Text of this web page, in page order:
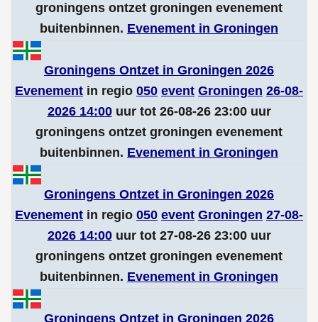
groningens ontzet groningen evenement
buitenbinnen. Evenement in Groningen
Groningens Ontzet in Groningen 2026
Evenement in regio 050 event Groningen 26-08-
2026 14:00uur tot 26-08-26 23:00 uur
groningens ontzet groningen evenement
buitenbinnen. Evenement in Groningen
Groningens Ontzet in Groningen 2026
Evenement in regio 050 event Groningen 27-08-
2026 14:00uur tot 27-08-26 23:00 uur
groningens ontzet groningen evenement
buitenbinnen. Evenement in Groningen
Groningens Ontzet in Groningen 2026